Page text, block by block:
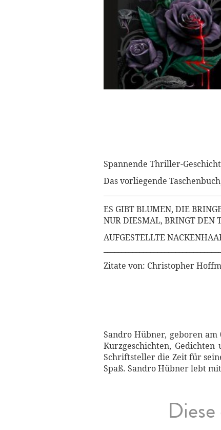
Spannende Thriller-
Das vorliegende
ES GIBT BLUMEN, DIE
NUR DIESMAL, BRINGT DEN
AUFGESTELLTE
Zitate von: Christopher
Sandro Hübner, geboren
Kurzgeschichten,
Schriftsteller die Zeit für
Spaß. Sandro Hübner lebt